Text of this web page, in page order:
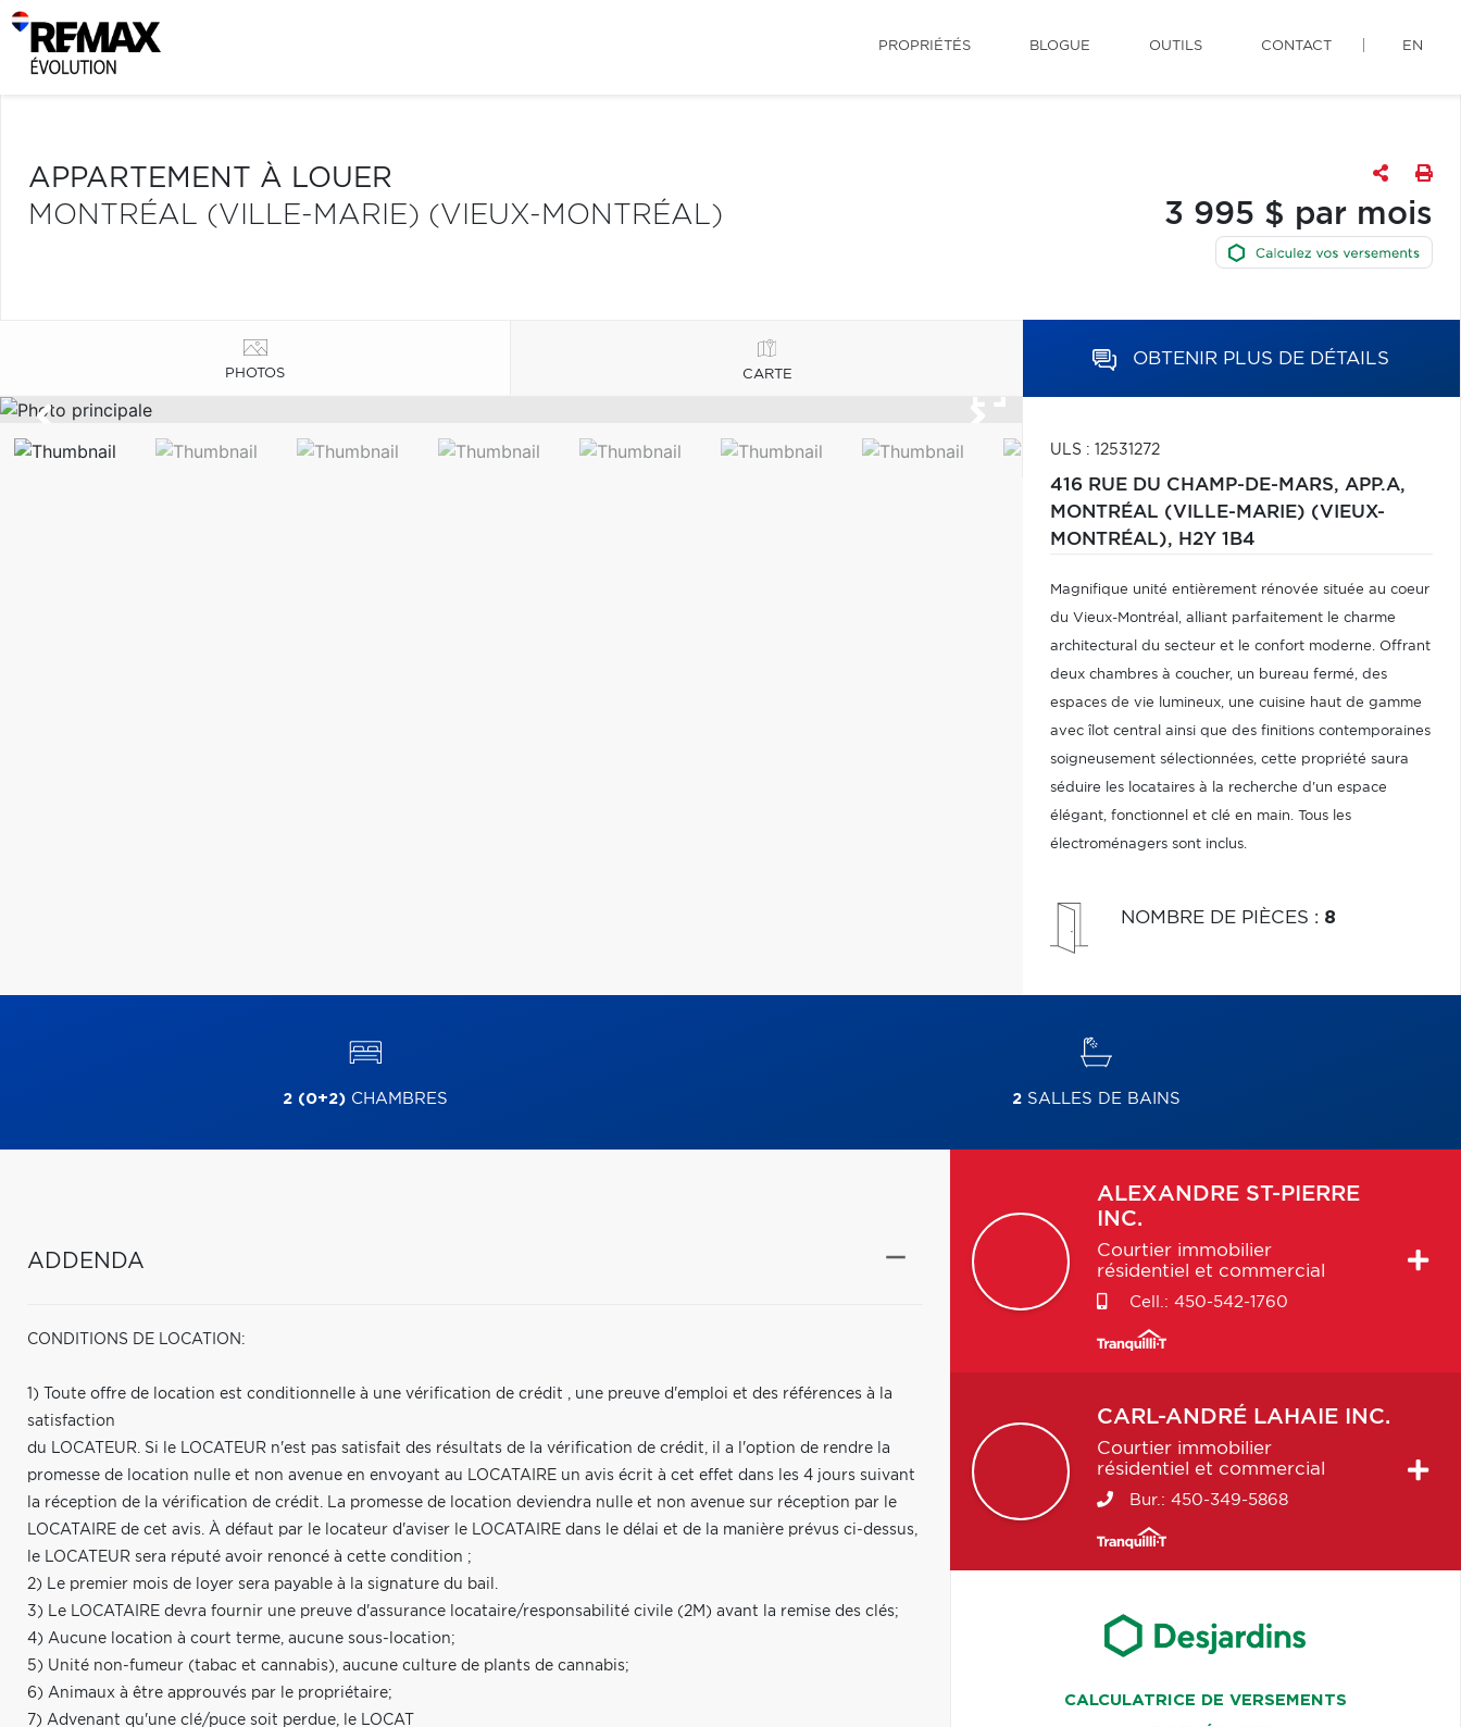
PROPRIÉTÉS BLOGUE OUTILS CONTACT EN
APPARTEMENT À LOUER
MONTRÉAL (VILLE-MARIE) (VIEUX-MONTRÉAL)
3 995 $ par mois
PHOTOS CARTE
OBTENIR PLUS DE DÉTAILS
ULS : 12531272
416 RUE DU CHAMP-DE-MARS, APP.A,
MONTRÉAL (VILLE-MARIE) (VIEUX-
MONTRÉAL), H2Y 1B4
Magnifique unité entièrement rénovée située au coeur
du Vieux-Montréal, alliant parfaitement le charme
architectural du secteur et le confort moderne. Offrant
deux chambres à coucher, un bureau fermé, des
espaces de vie lumineux, une cuisine haut de gamme
avec îlot central ainsi que des finitions contemporaines
soigneusement sélectionnées, cette propriété saura
séduire les locataires à la recherche d'un espace
élégant, fonctionnel et clé en main. Tous les
électroménagers sont inclus.
NOMBRE DE PIÈCES : 8
2 (0+2) CHAMBRES 2SALLES DE BAINS
ADDENDA
CONDITIONS DE LOCATION:
1) Toute offre de location est conditionnelle à une vérification de crédit , une preuve d'emploi et des références à la
satisfaction
du LOCATEUR. Si le LOCATEUR n'est pas satisfait des résultats de la vérification de crédit, il a l'option de rendre la
promesse de location nulle et non avenue en envoyant au LOCATAIRE un avis écrit à cet effet dans les 4 jours suivant
la réception de la vérification de crédit. La promesse de location deviendra nulle et non avenue sur réception par le
LOCATAIRE de cet avis. À défaut par le locateur d'aviser le LOCATAIRE dans le délai et de la manière prévus ci-dessus,
le LOCATEUR sera réputé avoir renoncé à cette condition ;
2) Le premier mois de loyer sera payable à la signature du bail.
3) Le LOCATAIRE devra fournir une preuve d'assurance locataire/responsabilité civile (2M) avant la remise des clés;
4) Aucune location à court terme, aucune sous-location;
5) Unité non-fumeur (tabac et cannabis), aucune culture de plants de cannabis;
6) Animaux à être approuvés par le propriétaire;
7) Advenant qu'une clé/puce soit perdue, le LOCAT
ALEXANDRE ST-PIERRE
INC.
Courtier immobilier
résidentiel et commercial
Cell.: 450-542-1760
CARL-ANDRÉ LAHAIE INC.
Courtier immobilier
résidentiel et commercial
Bur.: 450-349-5868
CALCULATRICE DE VERSEMENTS